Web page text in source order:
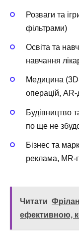
Розваги та
фільтрами)
Освіта та
навчання
Медицина (3D-
операцій, AR-
Будівництво
по ще не
Бізнес та
реклама, MR-
Читати
ефективною,